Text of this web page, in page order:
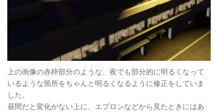
上の画像の赤枠部分のような、夜でも部分的に明るくなって
いるような箇所をちゃんと明るくなるように修正をしていま
した。
昼間だと変化がない上に、エプロンなどから見たときにはあ